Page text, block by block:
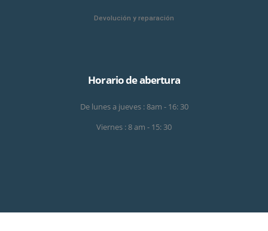
Devolución y reparación
Horario de abertura
De lunes a jueves : 8am - 16: 30
Viernes : 8 am - 15: 30